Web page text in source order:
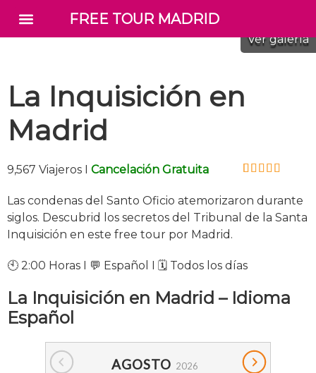
FREE TOUR MADRID
Ver galería
La Inquisición en
Madrid
9,567 Viajeros I Cancelación Gratuita
Las condenas del Santo Oficio atemorizaron durante
siglos. Descubrid los secretos del Tribunal de la Santa
Inquisición en este free tour por Madrid.
🕙 2:00 Horas I 💬 Español I 🗓️ Todos los días
La Inquisición en Madrid – Idioma
Español
AGOSTO 2026